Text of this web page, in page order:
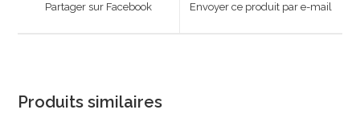
Partager sur Facebook
new
Envoyer ce produit par e-mail
Produits similaires